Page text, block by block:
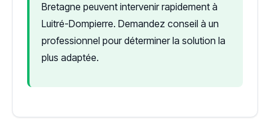
Bretagne peuvent intervenir rapidement à
Luitré-Dompierre. Demandez conseil à un
professionnel pour déterminer la solution la
plus adaptée.